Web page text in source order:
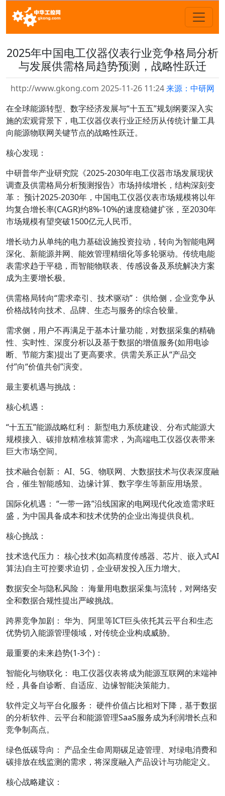
2025年中国电工仪器仪表行业竞争格局分析
与发展供需格局趋势预测，战略性跃迁
http://www.gkong.com 2025-11-26 11:24来源：中研网
在全球能源转型、数字经济发展与“十五五”规划纲要深入实
施的宏观背景下，电工仪器仪表行业正经历从传统计量工具
向能源物联网关键节点的战略性跃迁。
核心发现：
中研普华产业研究院《2025-2030年电工仪器市场发展现状
调查及供需格局分析预测报告》市场持续增长，结构深刻变
革： 预计2025-2030年，中国电工仪器仪表市场规模将以年
均复合增长率(CAGR)约8%-10%的速度稳健扩张，至2030年
市场规模有望突破1500亿元人民币。
增长动力从单纯的电力基础设施投资拉动，转向为智能电网
深化、新能源并网、能效管理精细化等多轮驱动。传统电能
表需求趋于平稳，而智能物联表、传感设备及系统解决方案
成为主要增长极。
供需格局转向“需求牵引、技术驱动”： 供给侧，企业竞争从
价格战转向技术、品牌、生态与服务的综合较量。
需求侧，用户不再满足于基本计量功能，对数据采集的精确
性、实时性、深度分析以及基于数据的增值服务(如用电诊
断、节能方案)提出了更高要求。供需关系正从“产品交
付”向“价值共创”演变。
最主要机遇与挑战：
核心机遇：
“十五五”能源战略红利： 新型电力系统建设、分布式能源大
规模接入、碳排放精准核算需求，为高端电工仪器仪表带来
巨大市场空间。
技术融合创新： AI、5G、物联网、大数据技术与仪表深度融
合，催生智能感知、边缘计算、数字孪生等新应用场景。
国际化机遇： “一带一路”沿线国家的电网现代化改造需求旺
盛，为中国具备成本和技术优势的企业出海提供良机。
核心挑战：
技术迭代压力： 核心技术(如高精度传感器、芯片、嵌入式AI
算法)自主可控要求迫切，企业研发投入压力增大。
数据安全与隐私风险： 海量用电数据采集与流转，对网络安
全和数据合规性提出严峻挑战。
跨界竞争加剧： 华为、阿里等ICT巨头依托其云平台和生态
优势切入能源管理领域，对传统企业构成威胁。
最重要的未来趋势(1-3个)：
智能化与物联化： 电工仪器仪表将成为能源互联网的末端神
经，具备自诊断、自适应、边缘智能决策能力。
软件定义与平台化服务： 硬件价值占比相对下降，基于数据
的分析软件、云平台和能源管理SaaS服务成为利润增长点和
竞争制高点。
绿色低碳导向： 产品全生命周期碳足迹管理、对绿电消费和
碳排放在线监测的需求，将深度融入产品设计与功能定义。
核心战略建议：